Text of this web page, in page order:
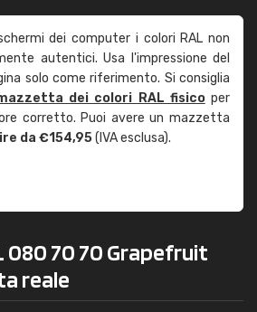
dei computer i colori RAL non
autentici. Usa l'impressione del
solo come riferimento. Si consiglia
dei colori RAL fisicoper
corretto. Puoi avere un mazzetta
da €154,95(IVA esclusa).
080 70 70 Grapefruit
reale